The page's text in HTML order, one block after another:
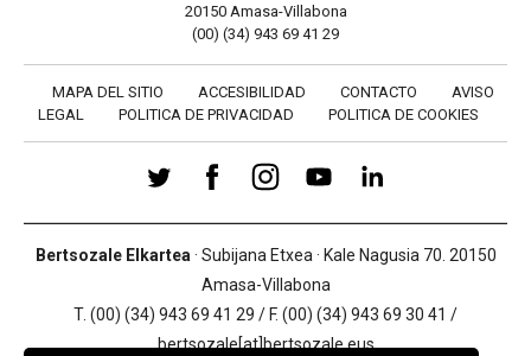
20150 Amasa-Villabona
(00) (34) 943 69 41 29
MAPA DEL SITIO ACCESIBILIDAD CONTACTO
AVISO
LEGAL
POLITICA DE PRIVACIDAD POLITICA DE COOKIES
Bertsozale Elkartea· Subijana Etxea · Kale Nagusia 70. 20150
Amasa-Villabona
T. (00) (34) 943 69 41 29 / F. (00) (34) 943 69 30 41 /
bertsozale[at]bertsozale.eus